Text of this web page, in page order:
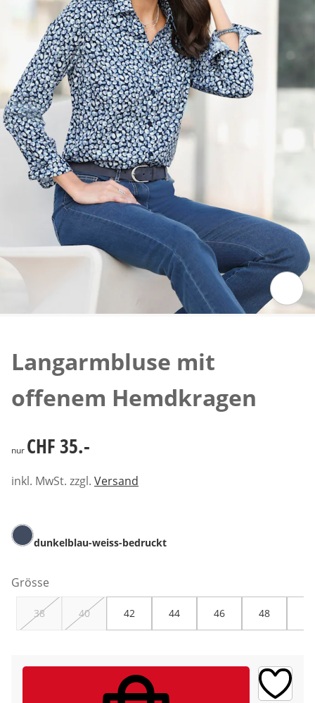
Langarmbluse mit
offenem Hemdkragen
CHF 35.-
nur CHF 35.-
inkl. MwSt. zzgl. Versand
dunkelblau-weiss-bedruckt
Grösse
38 40 42 44 46 48